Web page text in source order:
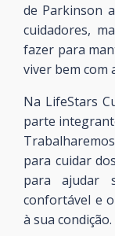
de Parkinson
cuidadores,
fazer para
viver bem com
Na LifeStars
parte
para cuidar
para ajudar
confortável e
à sua condição.